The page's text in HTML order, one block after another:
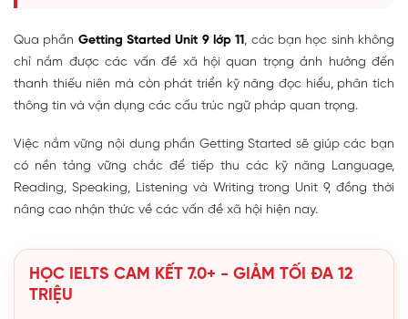
Qua phần Getting Started Unit 9 lớp 11 , các bạn học sinh không
chỉ nắm được các vấn đề xã hội quan trọng ảnh hưởng đến
thanh thiếu niên mà còn phát triển kỹ năng đọc hiểu, phân tích
thông tin và vận dụng các cấu trúc ngữ pháp quan trọng.
Việc nắm vững nội dung phần Getting Started sẽ giúp các bạn
có nền tảng vững chắc để tiếp thu các kỹ năng Language,
Reading, Speaking, Listening và Writing trong Unit 9, đồng thời
nâng cao nhận thức về các vấn đề xã hội hiện nay.
HỌC IELTS CAM KẾT 7.0+ - GIẢM TỐI ĐA 12
TRIỆU